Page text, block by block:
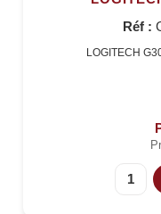
Réf :
LOGITECH